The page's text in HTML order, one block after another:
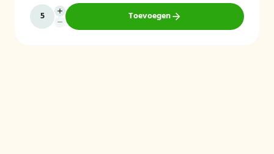
Toevoegen